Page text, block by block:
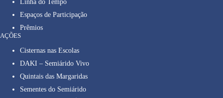
Linha do Tempo
Espaços de Participação
Prêmios
AÇÕES
Cisternas nas Escolas
DAKI – Semiárido Vivo
Quintais das Margaridas
Sementes do Semiárido